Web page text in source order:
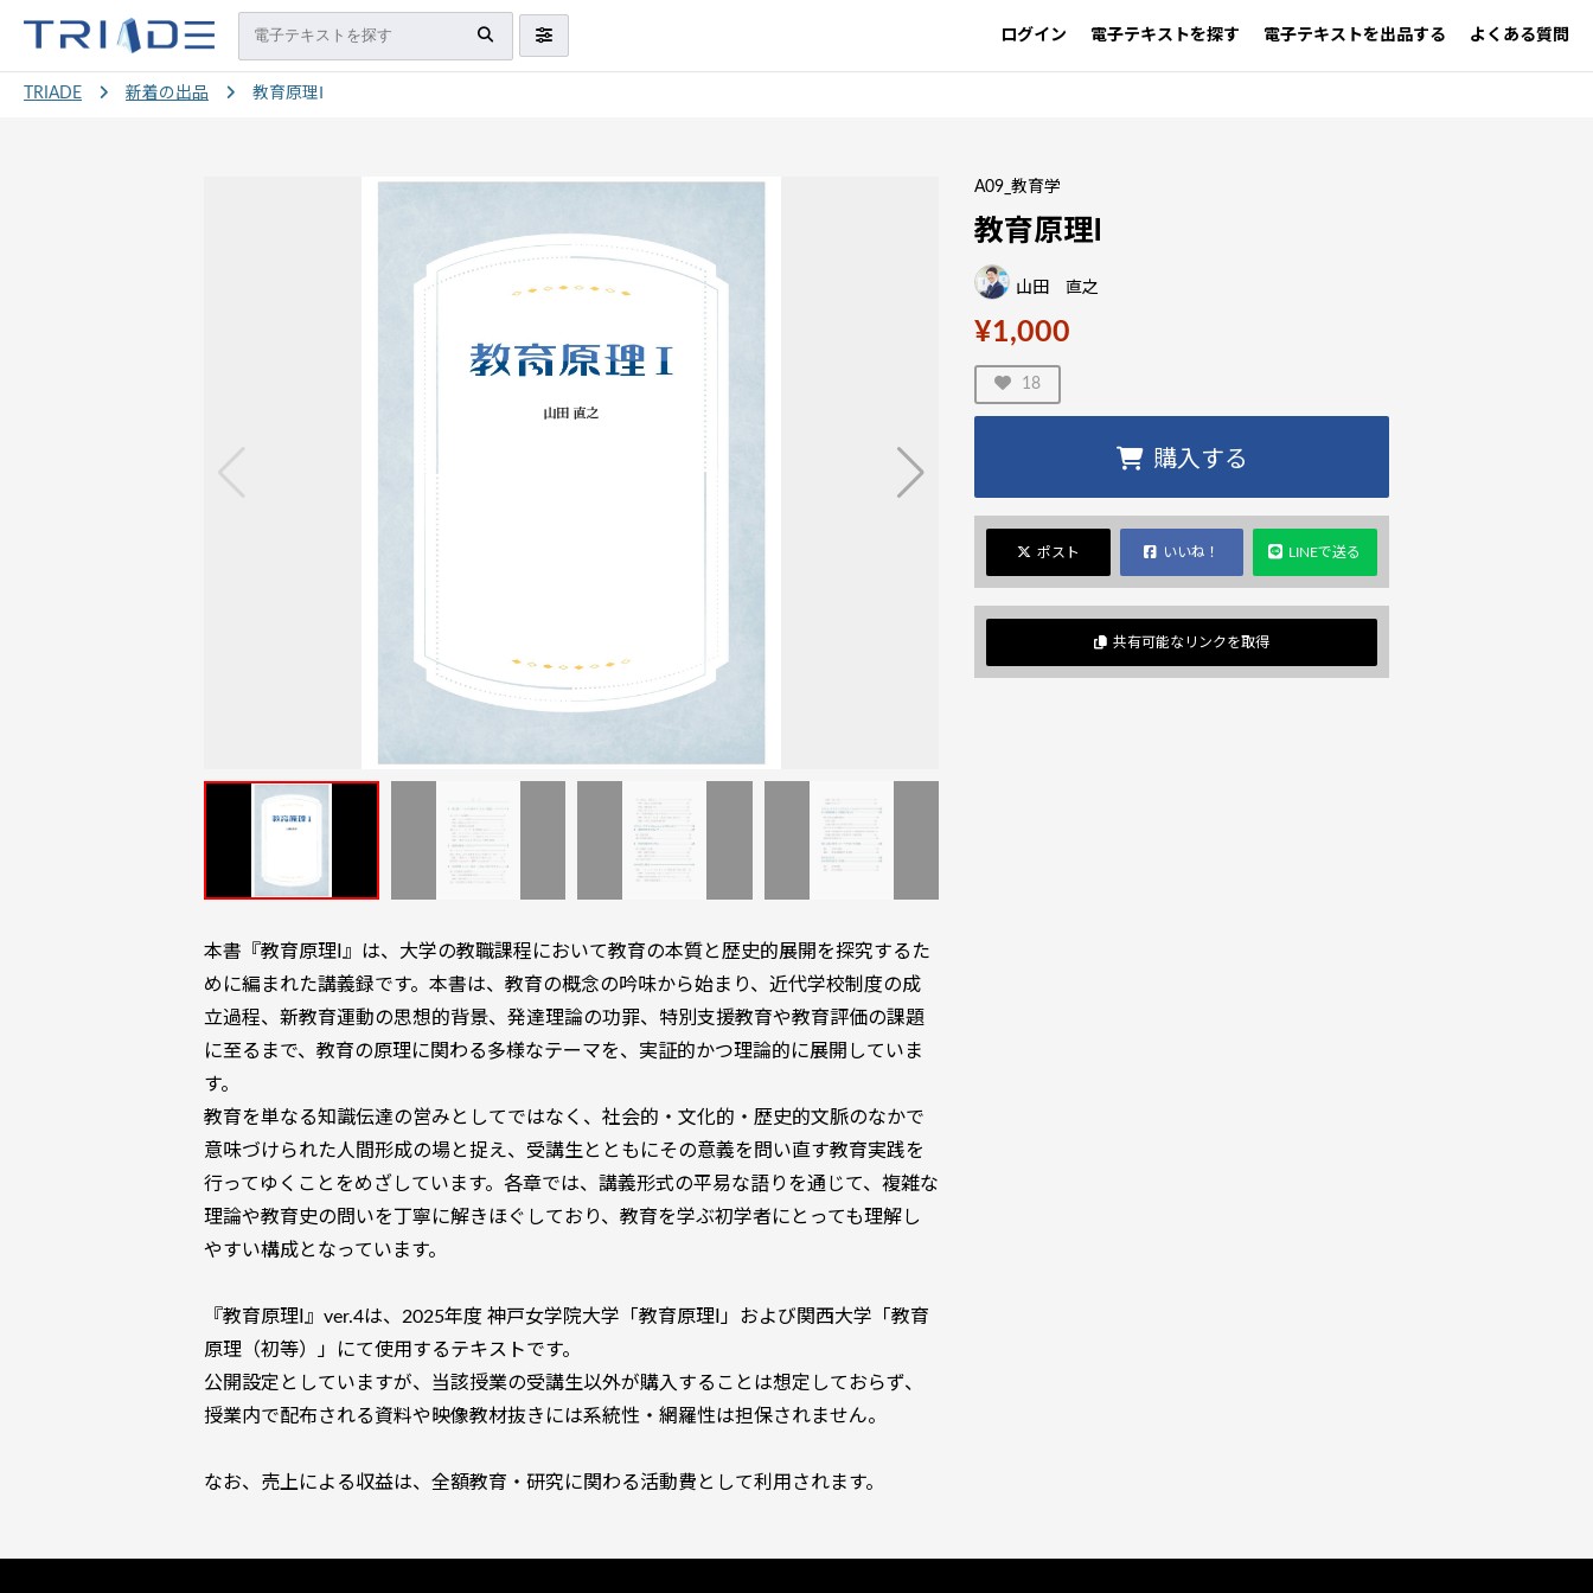
ログイン 電子テキストを探す 電子テキストを出品する よくある質問
TRIADE 新着の出品 教育原理Ⅰ
本書『教育原理Ⅰ』は、大学の教職課程において教育の本質と歴史的展開を探究するた
めに編まれた講義録です。本書は、教育の概念の吟味から始まり、近代学校制度の成
立過程、新教育運動の思想的背景、発達理論の功罪、特別支援教育や教育評価の課題
に至るまで、教育の原理に関わる多様なテーマを、実証的かつ理論的に展開していま
す。
教育を単なる知識伝達の営みとしてではなく、社会的・文化的・歴史的文脈のなかで
意味づけられた人間形成の場と捉え、受講生とともにその意義を問い直す教育実践を
行ってゆくことをめざしています。各章では、講義形式の平易な語りを通じて、複雑な
理論や教育史の問いを丁寧に解きほぐしており、教育を学ぶ初学者にとっても理解し
やすい構成となっています。
『教育原理Ⅰ』ver.4は、2025年度 神戸女学院大学「教育原理Ⅰ」および関西大学「教育
原理（初等）」にて使用するテキストです。
公開設定としていますが、当該授業の受講生以外が購入することは想定しておらず、
授業内で配布される資料や映像教材抜きには系統性・網羅性は担保されません。
なお、売上による収益は、全額教育・研究に関わる活動費として利用されます。
A09_教育学
教育原理Ⅰ
山田 直之
¥1,000
18
購入する
ポスト いいね！ LINEで送る
共有可能なリンクを取得